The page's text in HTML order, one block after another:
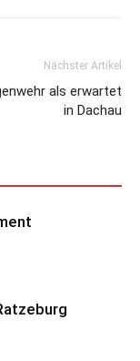
Nächster Artikel
als erwartet
in Dachau